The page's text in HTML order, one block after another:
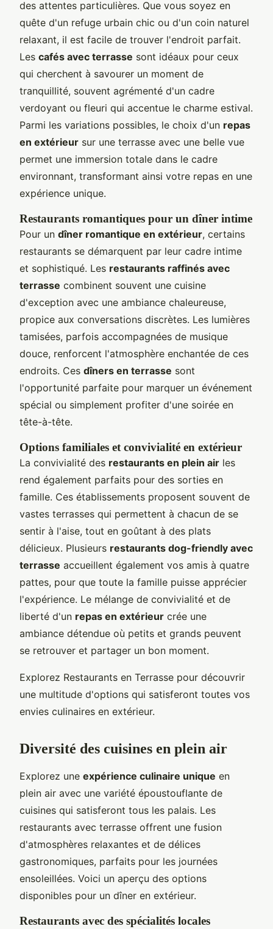
des attentes particulières. Que vous soyez en
quête d'un refuge urbain chic ou d'un coin naturel
relaxant, il est facile de trouver l'endroit parfait.
Les cafés avec terrasse sont idéaux pour ceux
qui cherchent à savourer un moment de
tranquillité, souvent agrémenté d'un cadre
verdoyant ou fleuri qui accentue le charme estival.
Parmi les variations possibles, le choix d'un repas
en extérieur sur une terrasse avec une belle vue
permet une immersion totale dans le cadre
environnant, transformant ainsi votre repas en une
expérience unique.
Restaurants romantiques pour un dîner intime
Pour un dîner romantique en extérieur, certains
restaurants se démarquent par leur cadre intime
et sophistiqué. Les restaurants raffinés avec
terrasse combinent souvent une cuisine
d'exception avec une ambiance chaleureuse,
propice aux conversations discrètes. Les lumières
tamisées, parfois accompagnées de musique
douce, renforcent l'atmosphère enchantée de ces
endroits. Ces dîners en terrasse sont
l'opportunité parfaite pour marquer un événement
spécial ou simplement profiter d'une soirée en
tête-à-tête.
Options familiales et convivialité en extérieur
La convivialité des restaurants en plein air les
rend également parfaits pour des sorties en
famille. Ces établissements proposent souvent de
vastes terrasses qui permettent à chacun de se
sentir à l'aise, tout en goûtant à des plats
délicieux. Plusieurs restaurants dog-friendly avec
terrasse accueillent également vos amis à quatre
pattes, pour que toute la famille puisse apprécier
l'expérience. Le mélange de convivialité et de
liberté d'un repas en extérieur crée une
ambiance détendue où petits et grands peuvent
se retrouver et partager un bon moment.
Explorez Restaurants en Terrasse pour découvrir
une multitude d'options qui satisferont toutes vos
envies culinaires en extérieur.
Diversité des cuisines en plein air
Explorez une expérience culinaire unique en
plein air avec une variété époustouflante de
cuisines qui satisferont tous les palais. Les
restaurants avec terrasse offrent une fusion
d'atmosphères relaxantes et de délices
gastronomiques, parfaits pour les journées
ensoleillées. Voici un aperçu des options
disponibles pour un dîner en extérieur.
Restaurants avec des spécialités locales